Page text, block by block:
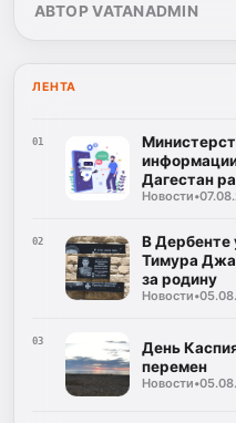
АВТОР VATANADMIN
ЛЕНТА
01
Дагестан
корпусов
Новости•
02
В Дербенте
Тимура
за родину
Новости•
03
День
перемен
Новости•